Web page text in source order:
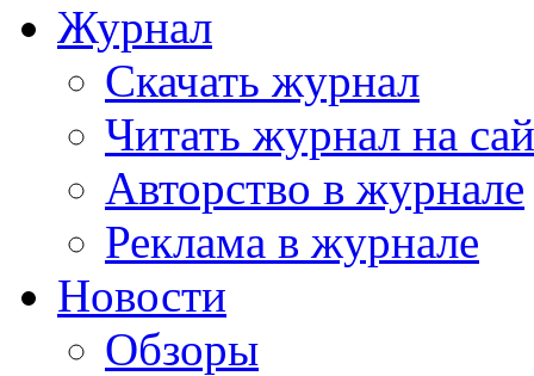
Журнал
Скачать журнал
Читать журнал на
Авторство в журнале
Реклама в журнале
Новости
Обзоры